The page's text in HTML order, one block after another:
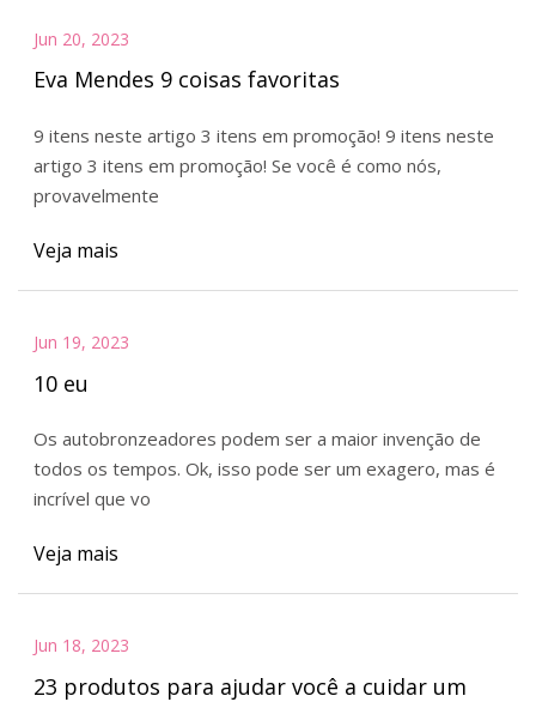
Jun 20, 2023
Eva Mendes 9 coisas favoritas
9 itens neste artigo 3 itens em promoção! 9 itens neste
artigo 3 itens em promoção! Se você é como nós,
provavelmente
Veja mais
Jun 19, 2023
10 eu
Os autobronzeadores podem ser a maior invenção de
todos os tempos. Ok, isso pode ser um exagero, mas é
incrível que vo
Veja mais
Jun 18, 2023
23 produtos para ajudar você a cuidar um